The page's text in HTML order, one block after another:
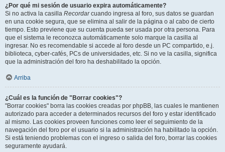
¿Por qué mi sesión de usuario expira automáticamente?
Si no activa la casilla Recordarcuando ingresa al foro, sus datos se guardan
en una cookie segura, que se elimina al salir de la página o al cabo de cierto
tiempo. Esto previene que su cuenta pueda ser usada por otra persona. Para
que el sistema le reconozca automáticamente solo marque la casilla al
ingresar. No es recomendable si accede al foro desde un PC compartido, e.j.
biblioteca, cyber-cafés, PCs de universidades, etc. Si no ve la casilla, significa
que la administración del foro ha deshabilitado la opción.
Arriba
¿Cuál es la función de "Borrar cookies"?
"Borrar cookies" borra las cookies creadas por phpBB, las cuales le mantienen
autorizado para acceder a determinados recursos del foro y estar identificado
al mismo. Las cookies proveen funciones como leer el seguimiento de la
navegación del foro por el usuario si la administración ha habilitado la opción.
Si está teniendo problemas con el ingreso o salida del foro, borrar las cookies
seguramente ayudará.